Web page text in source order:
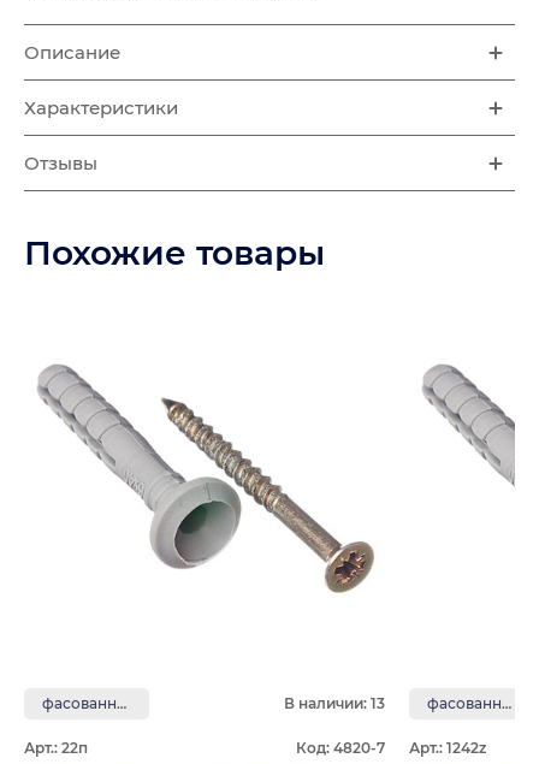
Описание
Характеристики
Отзывы
Похожие товары
фасованные В наличии: 13
Арт.: 22п Код: 4820-7
фасованные
Арт.: 1242z